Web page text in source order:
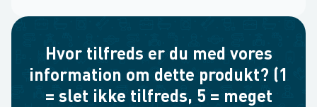
Hvor tilfreds er du med vores
information om dette produkt? (1
= slet ikke tilfreds, 5 = meget